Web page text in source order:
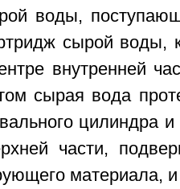
воды,
сырой воды,
внутренней
сырая вода
цилиндра
части,
материала, и